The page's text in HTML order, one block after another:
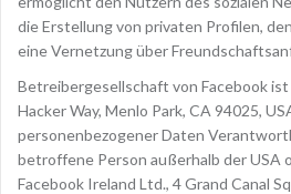
die Erstellung von privaten Profilen,
eine Vernetzung über
Betreibergesellschaft von Facebook ist
Hacker Way, Menlo Park, CA 94025,
personenbezogener Daten
betroffene Person außerhalb der USA
Facebook Ireland Ltd., 4 Grand Canal